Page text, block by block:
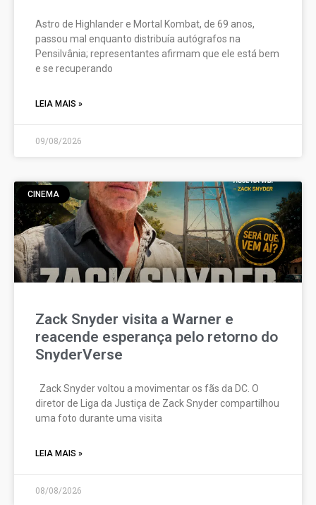
Astro de Highlander e Mortal Kombat, de 69 anos,
passou mal enquanto distribuía autógrafos na
Pensilvânia; representantes afirmam que ele está bem
e se recuperando
LEIA MAIS »
09/08/2026
CINEMA
Zack Snyder visita a Warner e
reacende esperança pelo retorno do
SnyderVerse
Zack Snyder voltou a movimentar os fãs da DC. O
diretor de Liga da Justiça de Zack Snyder compartilhou
uma foto durante uma visita
LEIA MAIS »
08/08/2026